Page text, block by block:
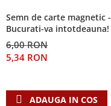
Semn de carte magnetic -
Bucurati-va intotdeauna!
6,00 RON
5,34 RON
ADAUGA IN COS